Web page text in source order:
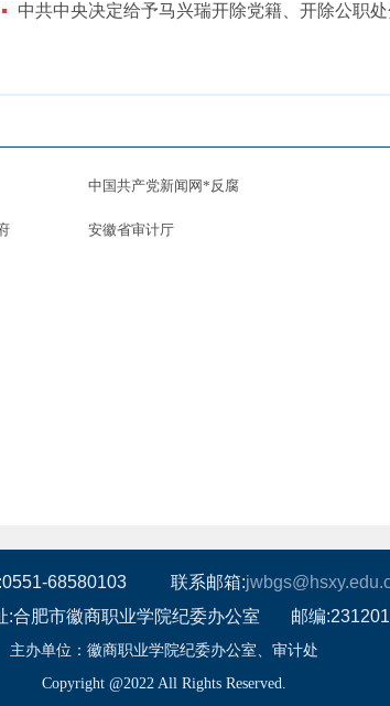
中共中央决定给予马兴瑞开除党籍、开除公职处
中国共产党新闻网*反腐
安徽省审计厅
:0551-68580103 联系邮箱:jwbgs
:合肥市徽商职业学院纪委办公室 邮编:231201
主办单位：徽商职业学院纪委办公室、审计处
Copyright @2022 All Rights Reserved.